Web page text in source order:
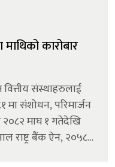
कारोबार
संस्थाहरुलाई
मा संशोधन, परिमार्जन
माघ १ गतेदेखि